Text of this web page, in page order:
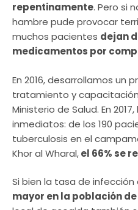
repentinamente. Pero si
hambre pude provocar
muchos pacientes dejan
medicamentos por
En 2016, desarrollamos un
tratamiento y
Ministerio de Salud. En
inmediatos: de los 190
tuberculosis en el
Khor al Wharal,el 66% se
Si bien la tasa de
mayor en la población